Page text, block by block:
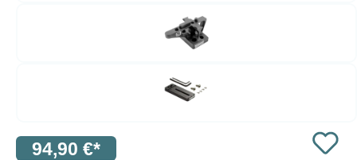
94,90 €*